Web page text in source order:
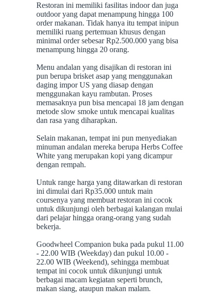
Restoran ini memiliki fasilitas indoor dan juga
outdoor yang dapat menampung hingga 100
order makanan. Tidak hanya itu tempat inipun
memiliki ruang pertemuan khusus dengan
minimal order sebesar Rp2.500.000 yang bisa
menampung hingga 20 orang.
Menu andalan yang disajikan di restoran ini
pun berupa brisket asap yang menggunakan
daging impor US yang diasap dengan
menggunakan kayu rambutan. Proses
memasaknya pun bisa mencapai 18 jam dengan
metode slow smoke untuk mencapai kualitas
dan rasa yang diharapkan.
Selain makanan, tempat ini pun menyediakan
minuman andalan mereka berupa Herbs Coffee
White yang merupakan kopi yang dicampur
dengan rempah.
Untuk range harga yang ditawarkan di restoran
ini dimulai dari Rp35.000 untuk main
coursenya yang membuat restoran ini cocok
untuk dikunjungi oleh berbagai kalangan mulai
dari pelajar hingga orang-orang yang sudah
bekerja.
Goodwheel Companion buka pada pukul 11.00
- 22.00 WIB (Weekday) dan pukul 10.00 -
22.00 WIB (Weekend), sehingga membuat
tempat ini cocok untuk dikunjungi untuk
berbagai macam kegiatan seperti brunch,
makan siang, ataupun makan malam.